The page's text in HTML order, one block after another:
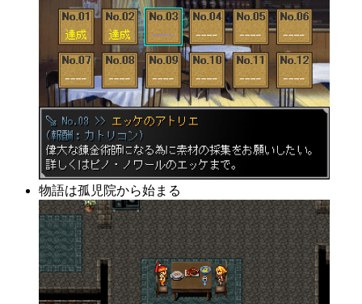
物語は孤児院から始まる